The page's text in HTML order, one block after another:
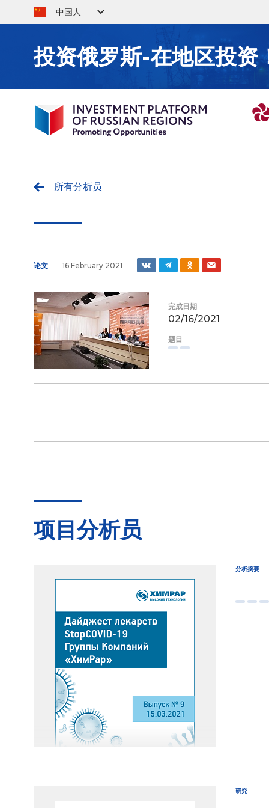
中国人
投资俄罗斯-在地区投资
所有分析员
论文 16 February 2021
完成日期
02/16/2021
题目
项目分析员
分析摘要
研究